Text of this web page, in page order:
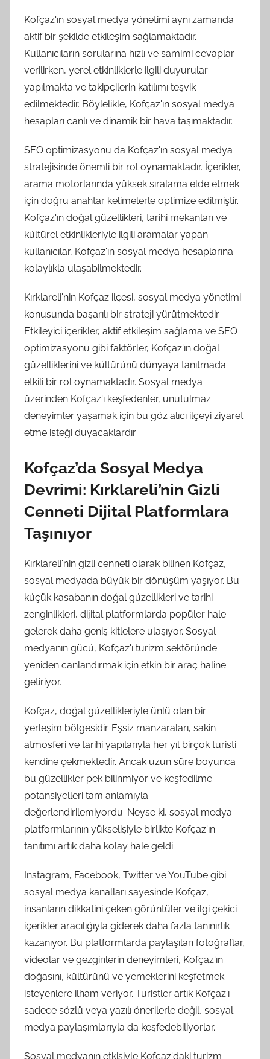
Kofçaz'ın sosyal medya yönetimi aynı zamanda
aktif bir şekilde etkileşim sağlamaktadır.
Kullanıcıların sorularına hızlı ve samimi cevaplar
verilirken, yerel etkinliklerle ilgili duyurular
yapılmakta ve takipçilerin katılımı teşvik
edilmektedir. Böylelikle, Kofçaz'ın sosyal medya
hesapları canlı ve dinamik bir hava taşımaktadır.
SEO optimizasyonu da Kofçaz'ın sosyal medya
stratejisinde önemli bir rol oynamaktadır. İçerikler,
arama motorlarında yüksek sıralama elde etmek
için doğru anahtar kelimelerle optimize edilmiştir.
Kofçaz'ın doğal güzellikleri, tarihi mekanları ve
kültürel etkinlikleriyle ilgili aramalar yapan
kullanıcılar, Kofçaz'ın sosyal medya hesaplarına
kolaylıkla ulaşabilmektedir.
Kırklareli'nin Kofçaz ilçesi, sosyal medya yönetimi
konusunda başarılı bir strateji yürütmektedir.
Etkileyici içerikler, aktif etkileşim sağlama ve SEO
optimizasyonu gibi faktörler, Kofçaz'ın doğal
güzelliklerini ve kültürünü dünyaya tanıtmada
etkili bir rol oynamaktadır. Sosyal medya
üzerinden Kofçaz'ı keşfedenler, unutulmaz
deneyimler yaşamak için bu göz alıcı ilçeyi ziyaret
etme isteği duyacaklardır.
Kofçaz’da Sosyal Medya
Devrimi: Kırklareli’nin Gizli
Cenneti Dijital Platformlara
Taşınıyor
Kırklareli'nin gizli cenneti olarak bilinen Kofçaz,
sosyal medyada büyük bir dönüşüm yaşıyor. Bu
küçük kasabanın doğal güzellikleri ve tarihi
zenginlikleri, dijital platformlarda popüler hale
gelerek daha geniş kitlelere ulaşıyor. Sosyal
medyanın gücü, Kofçaz'ı turizm sektöründe
yeniden canlandırmak için etkin bir araç haline
getiriyor.
Kofçaz, doğal güzellikleriyle ünlü olan bir
yerleşim bölgesidir. Eşsiz manzaraları, sakin
atmosferi ve tarihi yapılarıyla her yıl birçok turisti
kendine çekmektedir. Ancak uzun süre boyunca
bu güzellikler pek bilinmiyor ve keşfedilme
potansiyelleri tam anlamıyla
değerlendirilemiyordu. Neyse ki, sosyal medya
platformlarının yükselişiyle birlikte Kofçaz'ın
tanıtımı artık daha kolay hale geldi.
Instagram, Facebook, Twitter ve YouTube gibi
sosyal medya kanalları sayesinde Kofçaz,
insanların dikkatini çeken görüntüler ve ilgi çekici
içerikler aracılığıyla giderek daha fazla tanınırlık
kazanıyor. Bu platformlarda paylaşılan fotoğraflar,
videolar ve gezginlerin deneyimleri, Kofçaz'ın
doğasını, kültürünü ve yemeklerini keşfetmek
isteyenlere ilham veriyor. Turistler artık Kofçaz'ı
sadece sözlü veya yazılı önerilerle değil, sosyal
medya paylaşımlarıyla da keşfedebiliyorlar.
Sosyal medyanın etkisiyle Kofçaz'daki turizm